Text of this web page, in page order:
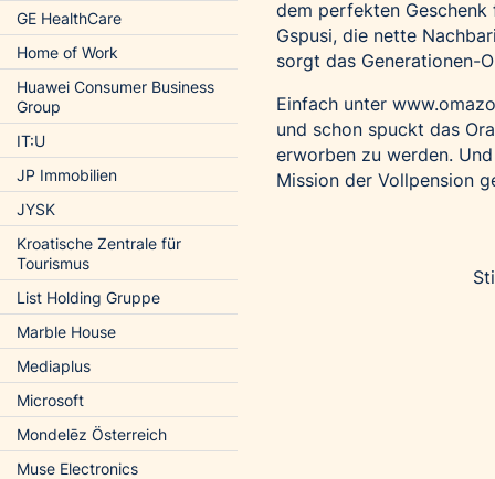
GE HealthCare
Home of Work
Huawei Consumer Business
Group
IT:U
JP Immobilien
JYSK
Kroatische Zentrale für
Tourismus
List Holding Gruppe
Marble House
Mediaplus
Microsoft
Mondelēz Österreich
Muse Electronics
dem perfekten Geschenk
Gspusi, die nette
sorgt das Generationen-
Einfach unter
und schon spuckt das
erworben zu werden.
Mission der Vollpension